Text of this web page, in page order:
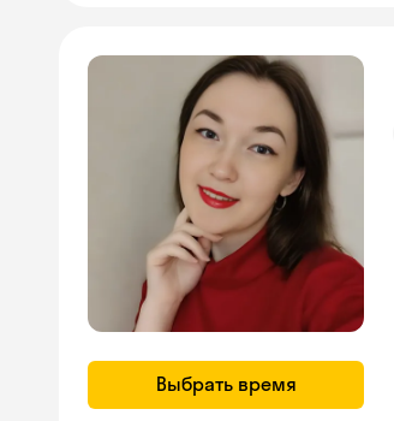
Выбрать время